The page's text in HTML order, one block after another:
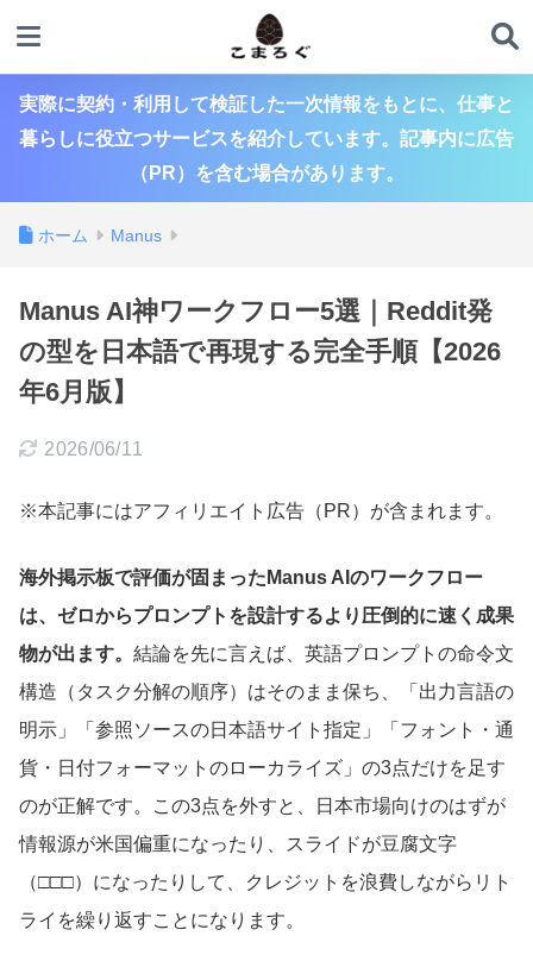
実際に契約・利用して検証した一次情報をもとに、仕事と
暮らしに役立つサービスを紹介しています。記事内に広告
（PR）を含む場合があります。
ホーム Manus
Manus AI神ワークフロー5選｜Reddit発
の型を日本語で再現する完全手順【2026
年6月版】
2026/06/11
※本記事にはアフィリエイト広告（PR）が含まれます。
海外掲示板で評価が固まったManus AIのワークフロー
は、ゼロからプロンプトを設計するより圧倒的に速く成果
物が出ます。 結論を先に言えば、英語プロンプトの命令文
構造（タスク分解の順序）はそのまま保ち、「出力言語の
明示」「参照ソースの日本語サイト指定」「フォント・通
貨・日付フォーマットのローカライズ」の3点だけを足す
のが正解です。この3点を外すと、日本市場向けのはずが
情報源が米国偏重になったり、スライドが豆腐文字
（□□□）になったりして、クレジットを浪費しながらリト
ライを繰り返すことになります。